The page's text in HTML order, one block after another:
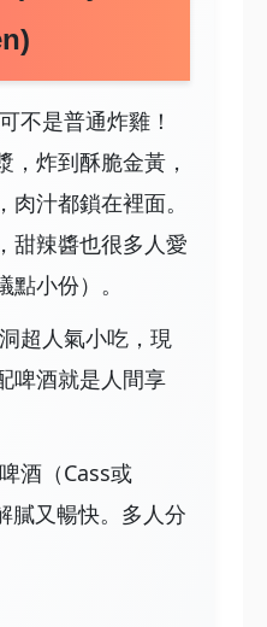
不是普通炸雞！
，炸到酥脆金黃，
汁都鎖在裡面。
甜辣醬也很多人愛
點小份）。
超人氣小吃，現
啤酒就是人間享
酒（Cass或
膩又暢快。多人分